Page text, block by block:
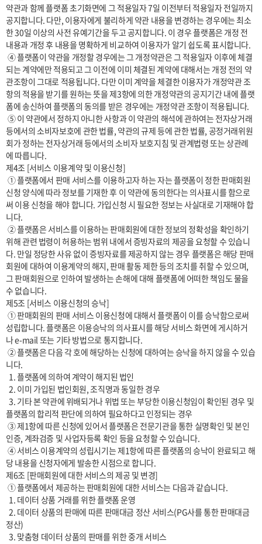
약관과 함께 플랫폼 초기화면에 그 적용일자 7일 이전부터 적용일자 전일까지
공지합니다. 다만, 이용자에게 불리하게 약관 내용을 변경하는 경우에는 최소
한 30일 이상의 사전 유예기간을 두고 공지합니다. 이 경우 플랫폼은 개정 전
내용과 개정 후 내용을 명확하게 비교하여 이용자가 알기 쉽도록 표시합니다.
되는 계약에만 적용되고 그 이전에 이미 체결된 계약에 대해서는 개정 전의 약
관조항이 그대로 적용됩니다. 다만 이미 계약을 체결한 이용자가 개정약관 조
항의 적용을 받기를 원하는 뜻을 제3항에 의한 개정약관의 공지기간 내에 플랫
폼에 송신하여 플랫폼의 동의를 받은 경우에는 개정약관 조항이 적용됩니다.
등에서의 소비자보호에 관한 법률, 약관의 규제 등에 관한 법률, 공정거래위원
회가 정하는 전자상거래 등에서의 소비자 보호지침 및 관계법령 또는 상관례
에 따릅니다.
제4조 [서비스 이용계약 및 이용신청]
신청 양식에 따라 정보를 기재한 후 이 약관에 동의한다는 의사표시를 함으로
써 이용 신청을 해야 합니다. 가입신청 시 필요한 정보는 사실대로 기재해야 합
니다.
위해 관련 법령이 허용하는 범위 내에서 증빙자료의 제공을 요청할 수 있습니
다. 만일 정당한 사유 없이 증빙자료를 제공하지 않는 경우 플랫폼은 해당 판매
회원에 대하여 이용계약의 해지, 판매 활동 제한 등의 조치를 취할 수 있으며,
그 판매회원으로 인하여 발생하는 손해에 대해 플랫폼에 어떠한 책임도 물을
수 없습니다.
제5조 [서비스 이용신청의 승낙]
성립합니다. 플랫폼은 이용승낙의 의사표시를 해당 서비스 화면에 게시하거
나 e-mail 또는 기타 방법으로 통지합니다.
니다.
  2. 이미 가입된 법인회원, 조직명과 동일한 경우
  3. 기타 본 약관에 위배되거나 위법 또는 부당한 이용신청임이 확인된 경우 및
플랫폼의 합리적 판단에 의하여 필요하다고 인정되는 경우
인증, 계좌검증 및 사업자등록 확인 등을 요청할 수 있습니다.
당 내용을 신청자에게 발송한 시점으로 합니다.
제6조 [판매회원에 대한 서비스의 제공 및 변경]
  2. 데이터 상품의 판매에 따른 판매대금 정산 서비스(PG사를 통한 판매대금
정산)
  3. 맞춤형 데이터 상품의 판매를 위한 중개 서비스